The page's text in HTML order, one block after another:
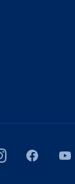
InstagramFacebook